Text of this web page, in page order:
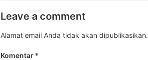
Leave a comment
Alamat email Anda tidak akan dipublikasikan.
Komentar *